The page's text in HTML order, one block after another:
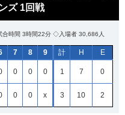
ズ 1回戦
時間 3時間22分 ◇入場者 30,686人
7 8 9 計 H E
0 0 0 1 7 0
0 0 x 3 10 2